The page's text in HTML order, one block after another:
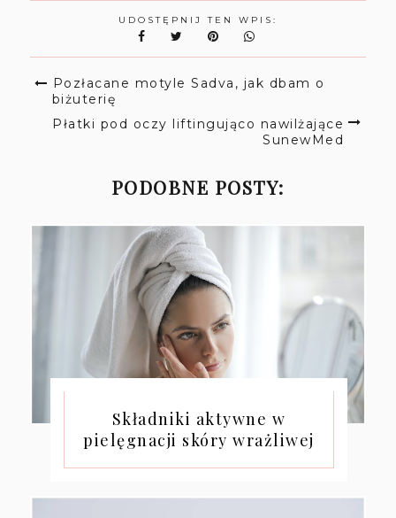
UDOSTĘPNIJ TEN WPIS:
Pozłacane motyle Sadva, jak dbam o
biżuterię
Płatki pod oczy liftingująco nawilżające
SunewMed
PODOBNE POSTY:
Składniki aktywne w
pielęgnacji skóry wrażliwej